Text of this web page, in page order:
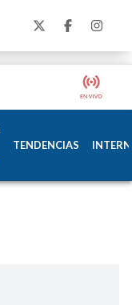
TENDENCIAS